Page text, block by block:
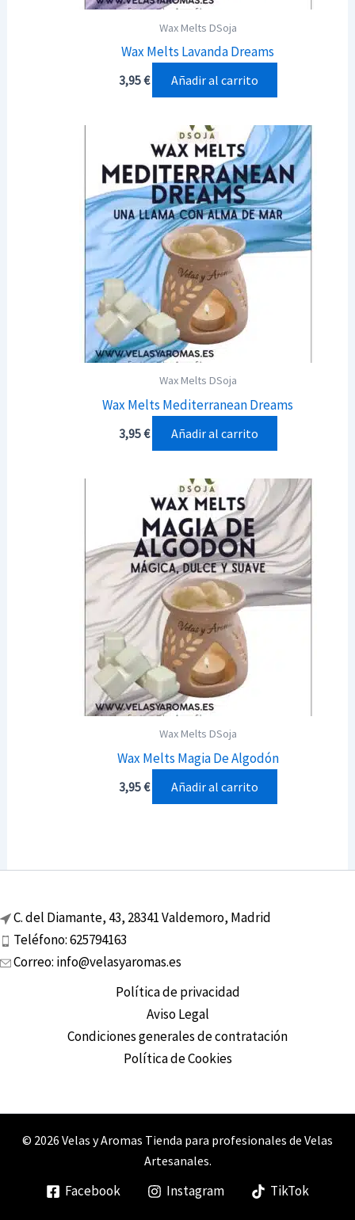
Wax Melts DSoja
Wax Melts Lavanda Dreams
3,95€ Añadir al carrito
Wax Melts DSoja
Wax Melts Mediterranean Dreams
3,95€ Añadir al carrito
Wax Melts DSoja
Wax Melts Magia De Algodón
3,95€ Añadir al carrito
C. del Diamante, 43, 28341 Valdemoro, Madrid
Teléfono: 625794163
Correo: info@velasyaromas.es
Política de privacidad
Aviso Legal
Condiciones generales de contratación
Política de Cookies
© 2026 Velas y Aromas Tienda para profesionales de Velas
Artesanales.
Facebook Instagram TikTok